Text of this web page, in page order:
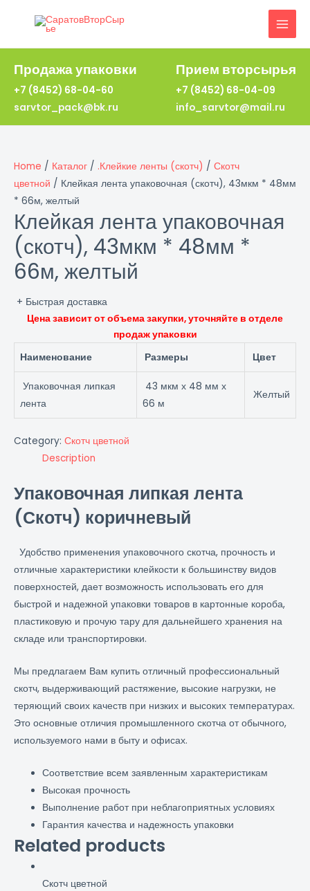
Продажа упаковки
+7 (8452) 68-04-60
sarvtor_pack@bk.ru
Прием вторсырья
+7 (8452) 68-04-09
info_sarvtor@mail.ru
Home / Каталог / .Клейкие ленты (скотч) / Скотч
цветной / Клейкая лента упаковочная (скотч), 43мкм * 48мм
* 66м, желтый
Клейкая лента упаковочная
(скотч), 43мкм * 48мм *
66м, желтый
+ Быстрая доставка
Цена зависит от объема закупки, уточняйте в отделе
продаж упаковки
Наименование
Размеры Цвет
Упаковочная липкая
лента
43 мкм х 48 мм х
66 м
Желтый
Category: Скотч цветной
Description
Упаковочная липкая лента
(Скотч) коричневый
Удобство применения упаковочного скотча, прочность и
отличные характеристики клейкости к большинству видов
поверхностей, дает возможность использовать его для
быстрой и надежной упаковки товаров в картонные короба,
пластиковую и прочую тару для дальнейшего хранения на
складе или транспортировки.
Мы предлагаем Вам купить отличный профессиональный
скотч, выдерживающий растяжение, высокие нагрузки, не
теряющий своих качеств при низких и высоких температурах.
Это основные отличия промышленного скотча от обычного,
используемого нами в быту и офисах.
Соответствие всем заявленным характеристикам
Высокая прочность
Выполнение работ при неблагоприятных условиях
Гарантия качества и надежность упаковки
Related products
Скотч цветной